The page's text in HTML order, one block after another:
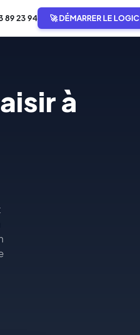
89 23 94 🚀 DÉMARRER LE
à